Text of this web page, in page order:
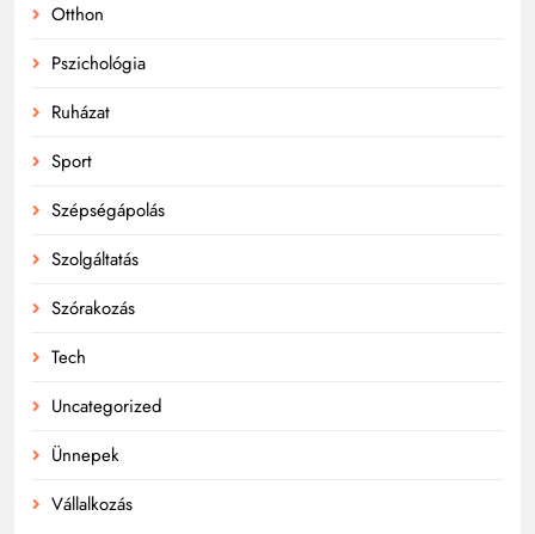
Otthon
Pszichológia
Ruházat
Sport
Szépségápolás
Szolgáltatás
Szórakozás
Tech
Uncategorized
Ünnepek
Vállalkozás